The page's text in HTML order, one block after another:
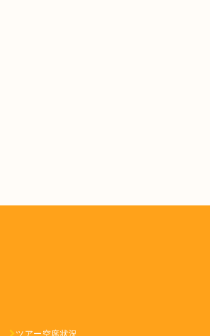
ツアー空席状況